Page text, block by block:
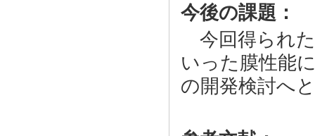
今後の課題：
今回得られ
いった膜性能
の開発検討へ